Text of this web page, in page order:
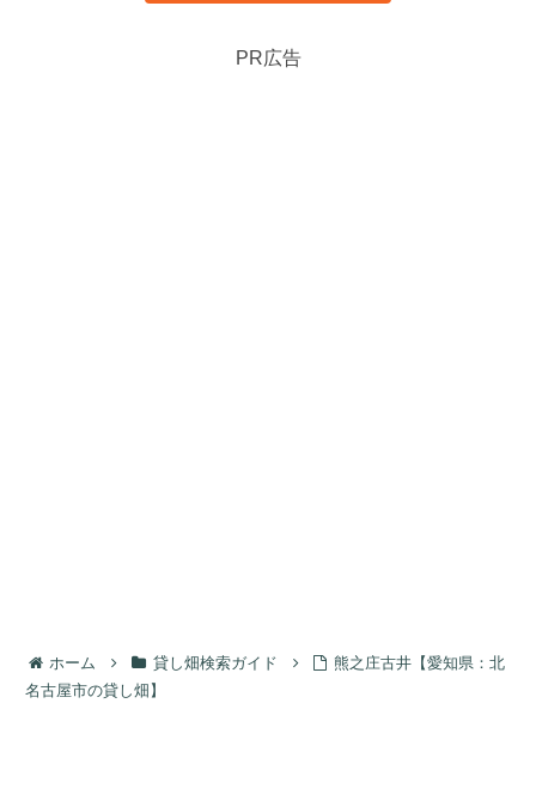
PR広告
ホーム 貸し畑検索ガイド
熊之庄古井【愛知県：北
名古屋市の貸し畑】